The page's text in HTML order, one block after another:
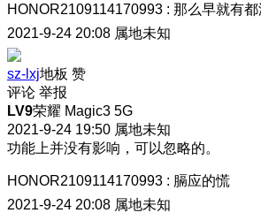
HONOR2109114170993 : 那么早就有
2021-9-24 20:08 属地未知
sz-lxj地板 赞
评论 举报
LV9荣耀 Magic3 5G
2021-9-24 19:50 属地未知
功能上并没有影响，可以忽略的。
HONOR2109114170993 : 膈应的慌
2021-9-24 20:08 属地未知